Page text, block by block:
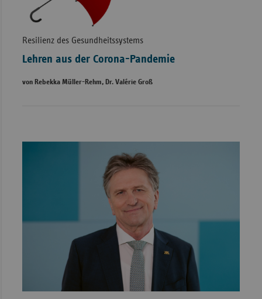
Resilienz des Gesundheitssystems
Lehren aus der Corona-Pandemie
von Rebekka Müller-Rehm, Dr. Valérie Groß